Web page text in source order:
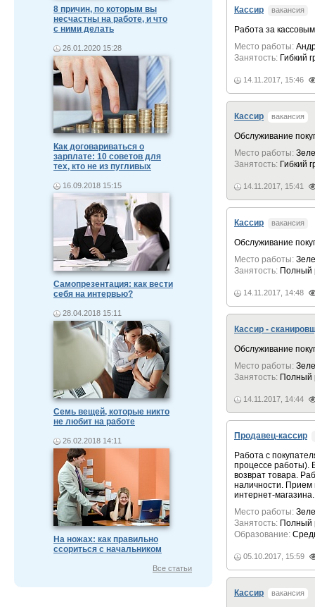
8 причин, по которым вы
несчастны на работе, и что
с ними делать
26.01.2020 15:28
Как договариваться о
зарплате: 10 советов для
тех, кто не из пугливых
16.09.2018 15:15
Самопрезентация: как вести
себя на интервью?
28.04.2018 15:11
Семь вещей, которые никто
не любит на работе
26.02.2018 14:11
На ножах: как правильно
ссориться с начальником
Все статьи
Кассир вакансия
Работа за
Место работы:
Занятость: Гибкий
14.11.2017, 15:46
Кассир вакансия
Обслуживание
Место работы:
Занятость: Гибкий
14.11.2017, 15:41
Кассир вакансия
Обслуживание
Место работы:
Занятость: Полный
14.11.2017, 14:48
Кассир -
Обслуживание
Место работы:
Занятость: Полный
14.11.2017, 14:44
Продавец-кассир
Работа с
процессе работы).
возврат товара.
наличности. Прием
интернет-магазина.
Место работы:
Занятость: Полный
Образование:
05.10.2017, 15:59
Кассир вакансия